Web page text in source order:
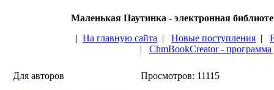
Маленькая Паутинка - электронная
| На главную сайта | Новые поступления |
| ChmBookCreator -
Для авторов
Просмотров: 11115